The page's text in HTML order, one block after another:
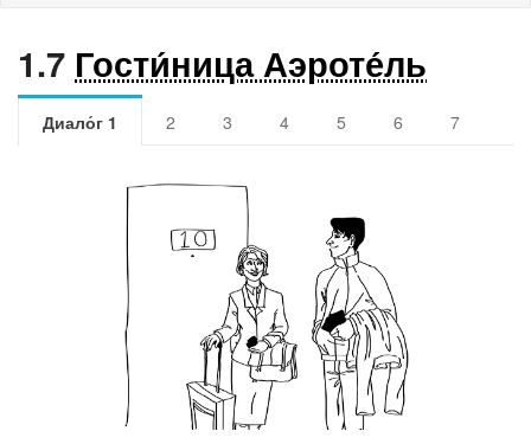
Эпило́г
1.7 Гости́ница Аэроте́ль
Диало́г 1 2 3 4 5 6 7